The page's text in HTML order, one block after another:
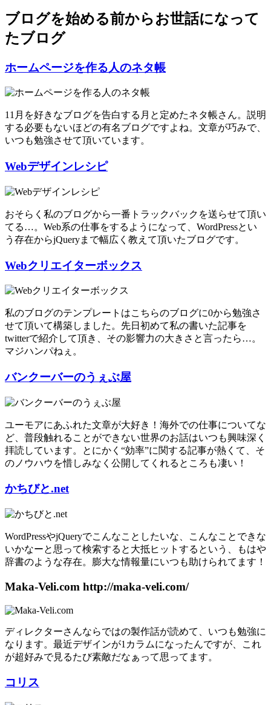
ブログを始める前からお世話になって
たブログ
ホームページを作る人のネタ帳
11月を好きなブログを告白する月と定めたネタ帳さん。説明
する必要もないほどの有名ブログですよね。文章が巧みで、
いつも勉強させて頂いています。
Webデザインレシピ
おそらく私のブログから一番トラックバックを送らせて頂い
てる…。Web系の仕事をするようになって、WordPressとい
う存在からjQueryまで幅広く教えて頂いたブログです。
Webクリエイターボックス
私のブログのテンプレートはこちらのブログに0から勉強さ
せて頂いて構築しました。先日初めて私の書いた記事を
twitterで紹介して頂き、その影響力の大きさと言ったら…。
マジハンパねぇ。
バンクーバーのうぇぶ屋
ユーモアにあふれた文章が大好き！海外での仕事についてな
ど、普段触れることができない世界のお話はいつも興味深く
拝読しています。とにかく“効率”に関する記事が熱くて、そ
のノウハウを惜しみなく公開してくれるところも凄い！
かちびと.net
WordPressやjQueryでこんなことしたいな、こんなことできな
いかなーと思って検索すると大抵ヒットするという、もはや
辞書のような存在。膨大な情報量にいつも助けられてます！
Maka-Veli.com http://maka-veli.com/
ディレクターさんならではの製作話が読めて、いつも勉強に
なります。最近デザインが1カラムになったんですが、これ
が超好みで見るたび素敵だなぁって思ってます。
コリス